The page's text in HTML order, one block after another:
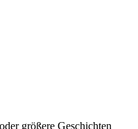
größere Geschichten